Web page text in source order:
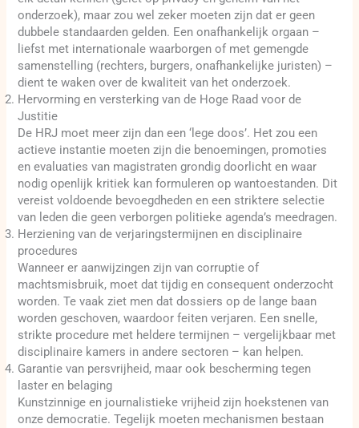
onderzoek), maar zou wel zeker moeten zijn dat er geen
dubbele standaarden gelden. Een onafhankelijk orgaan –
liefst met internationale waarborgen of met gemengde
samenstelling (rechters, burgers, onafhankelijke juristen) –
dient te waken over de kwaliteit van het onderzoek.
Hervorming en versterking van de Hoge Raad voor de
Justitie
De HRJ moet meer zijn dan een ‘lege doos’. Het zou een
actieve instantie moeten zijn die benoemingen, promoties
en evaluaties van magistraten grondig doorlicht en waar
nodig openlijk kritiek kan formuleren op wantoestanden. Dit
vereist voldoende bevoegdheden en een striktere selectie
van leden die geen verborgen politieke agenda’s meedragen.
Herziening van de verjaringstermijnen en disciplinaire
procedures
Wanneer er aanwijzingen zijn van corruptie of
machtsmisbruik, moet dat tijdig en consequent onderzocht
worden. Te vaak ziet men dat dossiers op de lange baan
worden geschoven, waardoor feiten verjaren. Een snelle,
strikte procedure met heldere termijnen – vergelijkbaar met
disciplinaire kamers in andere sectoren – kan helpen.
Garantie van persvrijheid, maar ook bescherming tegen
laster en belaging
Kunstzinnige en journalistieke vrijheid zijn hoekstenen van
onze democratie. Tegelijk moeten mechanismen bestaan